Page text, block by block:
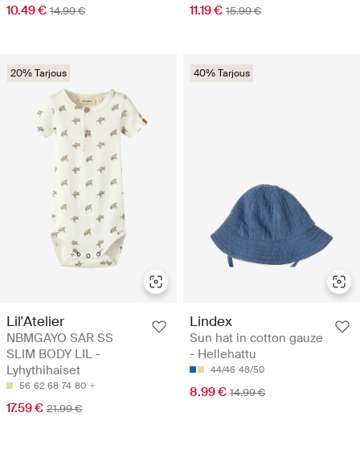
10.49 € 14.99 € 11.19 € 15.99 €
20% Tarjous
Lil'Atelier
NBMGAYO SAR SS
SLIM BODY LIL -
Lyhythihaiset
56 62 68 74 80
17.59 € 21.99 €
40% Tarjous
Lindex
Sun hat in cotton gauze
- Hellehattu
44/46 48/50
8.99 € 14.99 €